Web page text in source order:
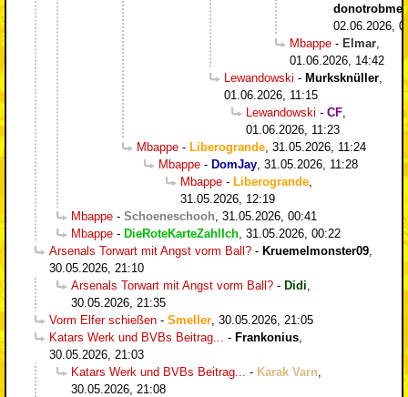
donotrobme,
02.06.2026,
Mbappe - Elmar
01.06.2026, 14:42
Lewandowski - Murksknüller
01.06.2026, 11:15
Lewandowski - CF
01.06.2026, 11:23
Mbappe - Liberogrande 31.05.2026, 11:24
Mbappe - DomJay 31.05.2026, 11:28
Mbappe - Liberogrande
31.05.2026, 12:19
Mbappe - Schoeneschooh 31.05.2026, 00:41
Mbappe - DieRoteKarteZahlIch 31.05.2026, 00:22
Arsenals Torwart mit Angst vorm Ball? - Kruemelmonster09
30.05.2026, 21:10
Arsenals Torwart mit Angst vorm Ball? - Didi
30.05.2026, 21:35
Vorm Elfer schießen - Smeller 30.05.2026, 21:05
Katars Werk und BVBs Beitrag...
- Frankonius
30.05.2026, 21:03
Katars Werk und BVBs Beitrag...
- Karak Varn
30.05.2026, 21:08